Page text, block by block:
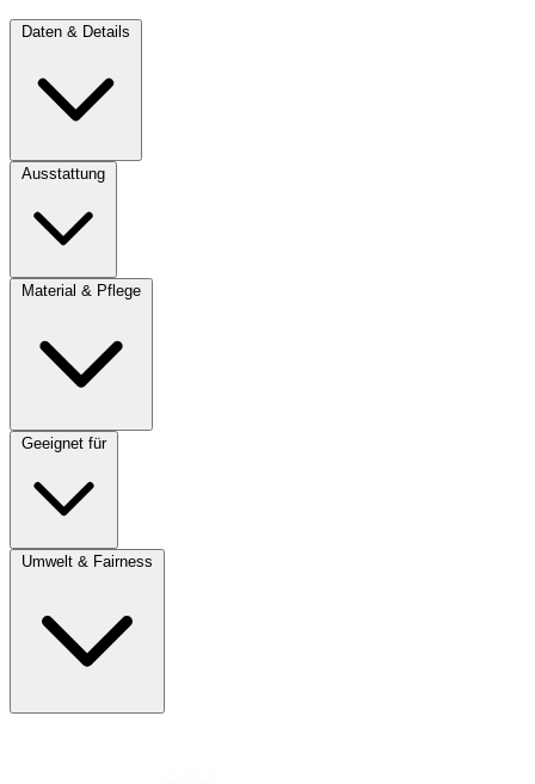
Daten & Details
Ausstattung
Material & Pflege
Geeignet für
Umwelt & Fairness